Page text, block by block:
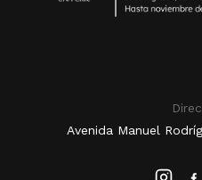
Avenida Manuel